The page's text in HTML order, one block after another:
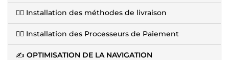
👉🏽 Installation des méthodes de livraison
👉🏽 Installation des Processeurs de Paiement
✍️ OPTIMISATION DE LA NAVIGATION